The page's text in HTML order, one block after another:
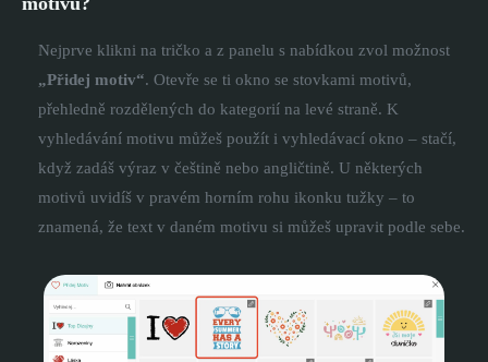
Nejprve klikni na tričko a z panelu s nabídkou zvol možnost
„Přidej motiv“. Otevře se ti okno se stovkami motivů,
přehledně rozdělených do kategorií na levé straně. K
vyhledávání motivu můžeš použít i vyhledávací okno – stačí,
když zadáš výraz v češtině nebo angličtině. U některých
motivů uvidíš v pravém horním rohu ikonku tužky – to
znamená, že text v daném motivu si můžeš upravit podle sebe.